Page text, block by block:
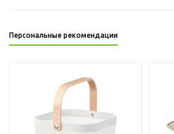
Персональные рекомендации